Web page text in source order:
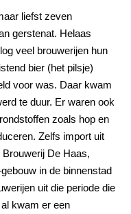
liefst zeven
gerstenat. Helaas
veel brouwerijen hun
bier (het pilsje)
voor was. Daar kwam
te duur. Er waren ook
zoals hop en
Zelfs import uit
De Haas,
in de binnenstad
uit die periode die
kwam er een